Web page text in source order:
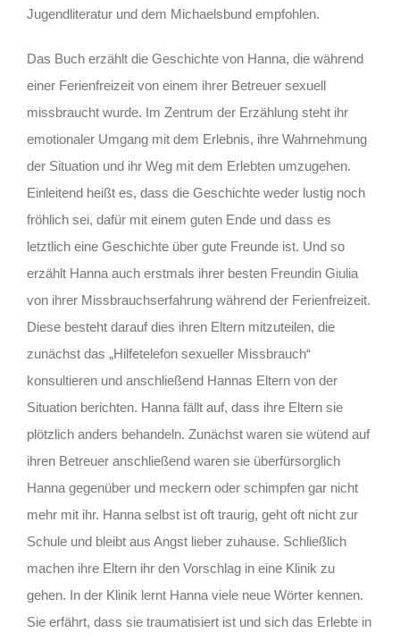
Jugendliteratur und dem Michaelsbund empfohlen.
Das Buch erzählt die Geschichte von Hanna, die während
einer Ferienfreizeit von einem ihrer Betreuer sexuell
missbraucht wurde. Im Zentrum der Erzählung steht ihr
emotionaler Umgang mit dem Erlebnis, ihre Wahrnehmung
der Situation und ihr Weg mit dem Erlebten umzugehen.
Einleitend heißt es, dass die Geschichte weder lustig noch
fröhlich sei, dafür mit einem guten Ende und dass es
letztlich eine Geschichte über gute Freunde ist. Und so
erzählt Hanna auch erstmals ihrer besten Freundin Giulia
von ihrer Missbrauchserfahrung während der Ferienfreizeit.
Diese besteht darauf dies ihren Eltern mitzuteilen, die
zunächst das „Hilfetelefon sexueller Missbrauch“
konsultieren und anschließend Hannas Eltern von der
Situation berichten. Hanna fällt auf, dass ihre Eltern sie
plötzlich anders behandeln. Zunächst waren sie wütend auf
ihren Betreuer anschließend waren sie überfürsorglich
Hanna gegenüber und meckern oder schimpfen gar nicht
mehr mit ihr. Hanna selbst ist oft traurig, geht oft nicht zur
Schule und bleibt aus Angst lieber zuhause. Schließlich
machen ihre Eltern ihr den Vorschlag in eine Klinik zu
gehen. In der Klinik lernt Hanna viele neue Wörter kennen.
Sie erfährt, dass sie traumatisiert ist und sich das Erlebte in